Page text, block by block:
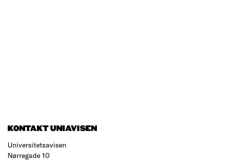
KONTAKT UNIAVISEN
Universitetsavisen
Nørregade 10